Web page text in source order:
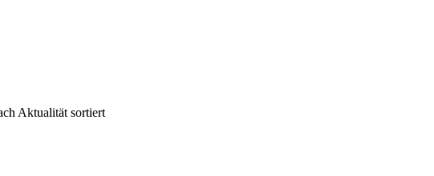
Aktualität sortiert